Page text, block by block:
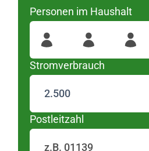
Personen im Haushalt
Stromverbrauch
Postleitzahl
Für
#####
wurden diese
Regionen